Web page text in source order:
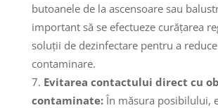
butoanele de la ascensoare sau
important să se efectueze curățarea
soluții de dezinfectare pentru a
contaminare.
Evitarea contactului direct cu
contaminate:În măsura posibilului,